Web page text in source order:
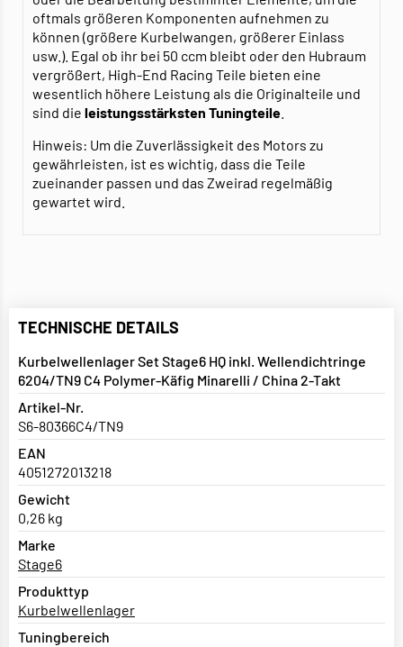
oftmals größeren Komponenten aufnehmen zu
können (größere Kurbelwangen, größerer Einlass
usw.). Egal ob ihr bei 50 ccm bleibt oder den Hubraum
vergrößert, High-End Racing Teile bieten eine
wesentlich höhere Leistung als die Originalteile und
sind die leistungsstärksten Tuningteile
Hinweis: Um die Zuverlässigkeit des Motors zu
gewährleisten, ist es wichtig, dass die Teile
zueinander passen und das Zweirad regelmäßig
gewartet wird.
TECHNISCHE DETAILS
Kurbelwellenlager Set Stage6 HQ inkl. Wellendichtringe
6204/TN9 C4 Polymer-Käfig Minarelli / China 2-Takt
Artikel-Nr.
S6-80366C4/TN9
EAN
4051272013218
Gewicht
0,26 kg
Marke
Stage6
Produkttyp
Kurbelwellenlager
Tuningbereich